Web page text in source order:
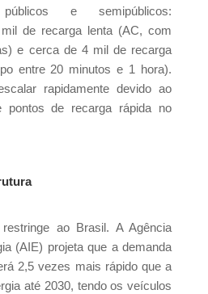
e semipúblicos:
de recarga lenta (AC, com
e cerca de 4 mil de recarga
entre 20 minutos e 1 hora).
rapidamente devido ao
pontos de recarga rápida no
ao Brasil. A Agência
(AIE) projeta que a demanda
2,5 vezes mais rápido que a
até 2030, tendo os veículos